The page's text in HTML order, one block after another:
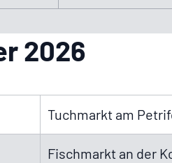
2026
Tuchmarkt am
Fisch­markt an der